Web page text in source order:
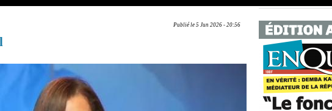
Publié le 5 Jun 2026 - 20:56